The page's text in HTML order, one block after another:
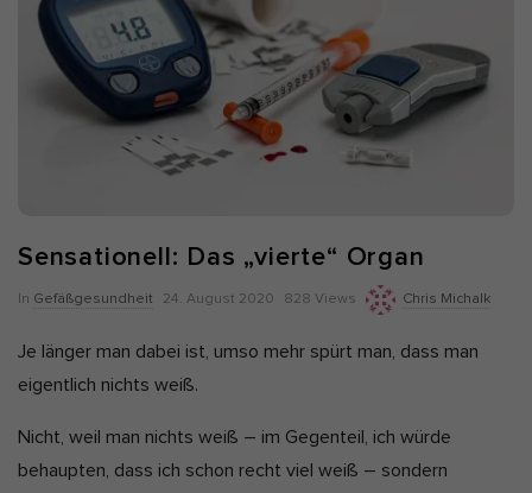
Sensationell: Das „vierte“ Organ
In Gefäßgesundheit P
l
24. August 2020 828 Views Chris Michalk
Je länger man dabei ist, umso mehr spürt man, dass man
eigentlich nichts weiß.
Nicht, weil man nichts weiß – im Gegenteil, ich würde
behaupten, dass ich schon recht viel weiß – sondern
Alle akzeptieren Auswahl verwenden
Nur essenzielle Cookies akzeptieren
Zurück
Datenschutzeinstellungen
erforderlich.
Cookie-Informationen anzeigen
Statistik-Cookies erfassen Informationen anonym. Diese
können wir unser Angebot besser auf unsere Besucher abstimmen.
Cookie-Informationen anzeigen